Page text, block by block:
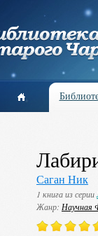
Саган Ник
1 книга из серии
Жанр: Научная